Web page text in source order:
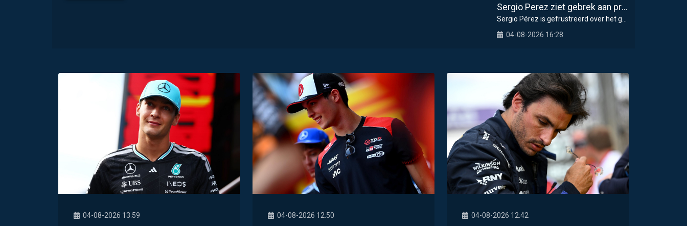
Sergio Perez ziet gebrek aan progressie als grootste probleem voor Cadillac in F1 2026
04-08-2026 16:28
04-08-2026 13:59 04-08-2026 12:50 04-08-2026 12:42